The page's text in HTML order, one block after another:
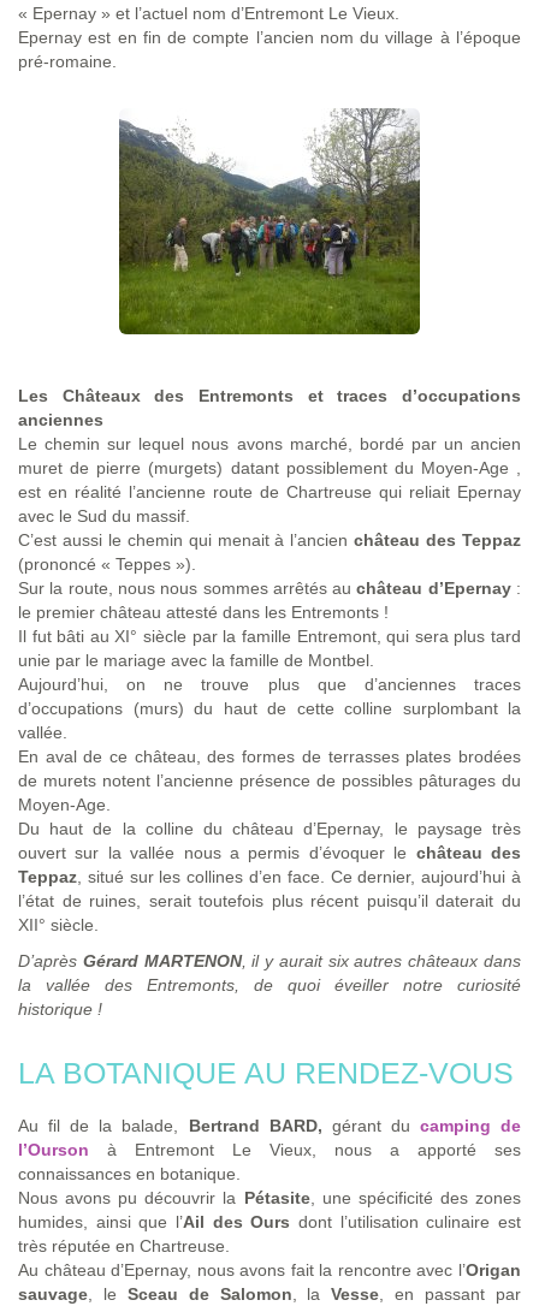
« Epernay » et l’actuel nom d’Entremont Le Vieux.
Epernay est en fin de compte l’ancien nom du village à l’époque
pré-romaine.
Les Châteaux des Entremonts et traces d’occupations
anciennes
Le chemin sur lequel nous avons marché, bordé par un ancien
muret de pierre (murgets) datant possiblement du Moyen-Age ,
est en réalité l’ancienne route de Chartreuse qui reliait Epernay
avec le Sud du massif.
C’est aussi le chemin qui menait à l’ancienchâteau des Teppaz
(prononcé « Teppes »).
Sur la route, nous nous sommes arrêtés auchâteau d’Epernay:
le premier château attesté dans les Entremonts !
Il fut bâti au XI° siècle par la famille Entremont, qui sera plus tard
unie par le mariage avec la famille de Montbel.
Aujourd’hui, on ne trouve plus que d’anciennes traces
d’occupations (murs) du haut de cette colline surplombant la
vallée.
En aval de ce château, des formes de terrasses plates brodées
de murets notent l’ancienne présence de possibles pâturages du
Moyen-Age.
Du haut de la colline du château d’Epernay, le paysage très
ouvert sur la vallée nous a permis d’évoquer le château des
Teppaz, situé sur les collines d’en face. Ce dernier, aujourd’hui à
l’état de ruines, serait toutefois plus récent puisqu’il daterait du
XII° siècle.
D’après Gérard MARTENON, il y aurait six autres châteaux dans
la vallée des Entremonts, de quoi éveiller notre curiosité
historique !
LA BOTANIQUE AU RENDEZ-VOUS
Au fil de la balade, Bertrand BARD, gérant du camping de
l’Ourson à Entremont Le Vieux, nous a apporté ses
connaissances en botanique.
Nous avons pu découvrir la Pétasite, une spécificité des zones
humides, ainsi que l’Ail des Ours dont l’utilisation culinaire est
très réputée en Chartreuse.
Au château d’Epernay, nous avons fait la rencontre avec l’Origan
sauvage, le Sceau de Salomon, laVesse, en passant par